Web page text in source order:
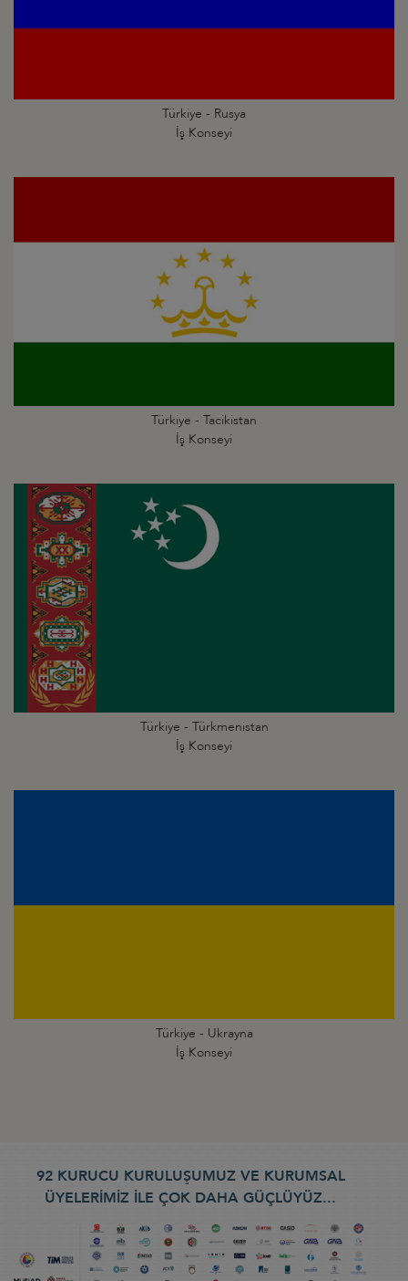
Türkiye - Rusya
İş Konseyi
Türkiye - Tacikistan
İş Konseyi
Türkiye - Türkmenistan
İş Konseyi
Türkiye - Ukrayna
İş Konseyi
92 KURUCU KURULUŞUMUZ VE KURUMSAL
ÜYELERİMİZ İLE ÇOK DAHA GÜÇLÜYÜZ...